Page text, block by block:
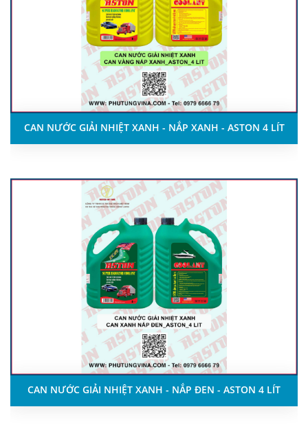
CAN NƯỚC GIẢI NHIỆT XANH - NẮP XANH - ASTON 4 LÍT
CAN NƯỚC GIẢI NHIỆT XANH - NẮP ĐEN - ASTON 4 LÍT